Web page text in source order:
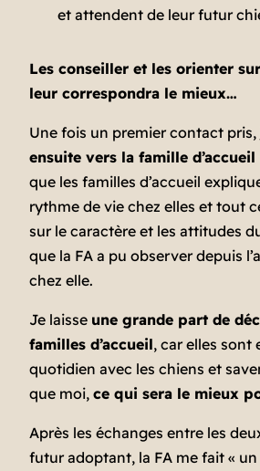
et attendent de leur futur
Les conseiller et les orienter
leur correspondra le mieux…
Une fois un premier contact pris,
ensuite vers la famille
que les familles d’accueil
rythme de vie chez elles et tout
sur le caractère et les attitudes
que la FA a pu observer depuis
chez elle.
Je laisse une grande part de
familles d’accueil, car elles sont
quotidien avec les chiens et
que moi, ce qui sera le mieux
Après les échanges entre les
futur adoptant, la FA me fait «